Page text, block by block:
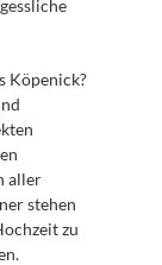
Köpenick?
aller
stehen
zu